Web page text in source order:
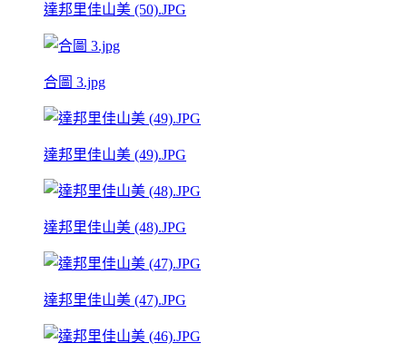
達邦里佳山美 (50).JPG
合圖 3.jpg
達邦里佳山美 (49).JPG
達邦里佳山美 (48).JPG
達邦里佳山美 (47).JPG